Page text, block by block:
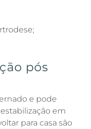
pós
e pode
em
para casa são